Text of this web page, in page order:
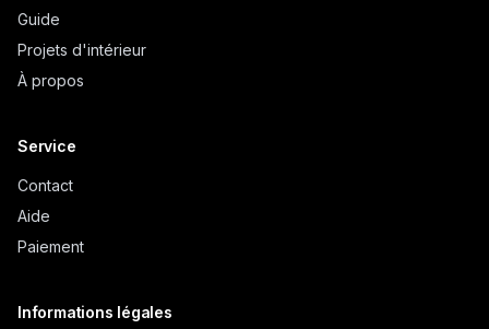
Guide
Projets d'intérieur
À propos
Service
Contact
Aide
Paiement
Informations légales